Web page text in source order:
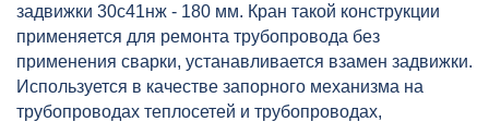
задвижки 30с41нж - 180 мм. Кран такой конструкции
применяется для ремонта трубопровода без
применения сварки, устанавливается взамен задвижки.
Используется в качестве запорного механизма на
трубопроводах теплосетей и трубопроводах,